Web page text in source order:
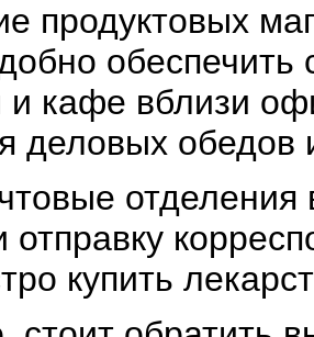
продуктовых
и кафе вблизи
деловых обедов
отправку
купить